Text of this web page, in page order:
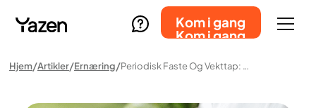
Kom i gang
Kom i gang
Hjem Artikler Ernæring Periodisk Faste Og Vekttap: Hvordan Det Fungerer, Risikoer Og Fordeler